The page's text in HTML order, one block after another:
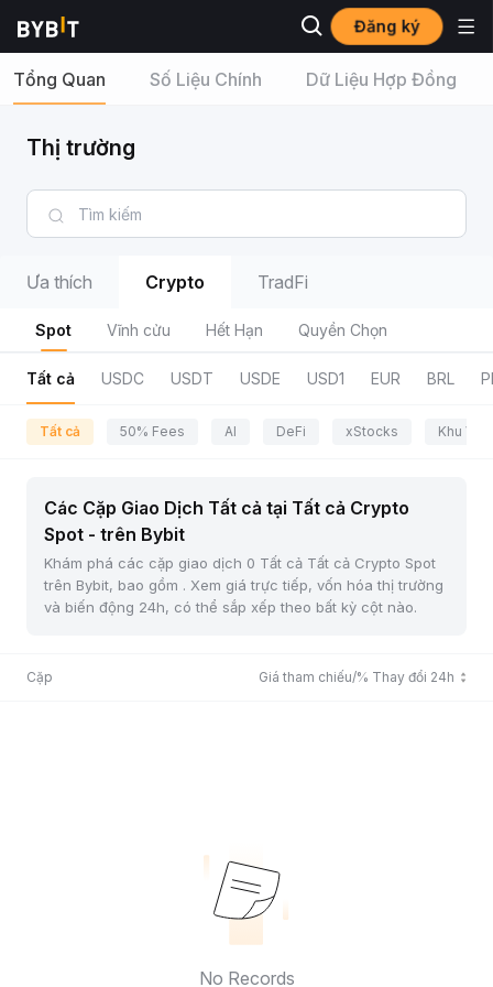
Đăng ký
Tổng Quan Số Liệu Chính Dữ Liệu Hợp Đồng
Thị trường
Ưa thích Crypto TradFi
Spot Vĩnh cửu Hết Hạn Quyền Chọn
Tất cả USDC USDT USDE USD1 EUR BRL
Tất cả 50% Fees AI DeFi xStocks Khu
Các Cặp Giao Dịch Tất cả tại Tất cả Crypto
Spot - trên Bybit
Khám phá các cặp giao dịch 0 Tất cả Tất cả Crypto Spot
trên Bybit, bao gồm . Xem giá trực tiếp, vốn hóa thị trường
và biến động 24h, có thể sắp xếp theo bất kỳ cột nào.
Cặp Giá tham chiếu/% Thay đổi 24h
No Records